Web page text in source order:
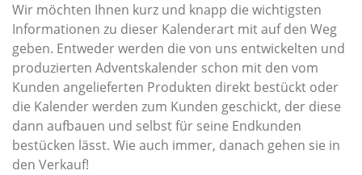
Wir möchten Ihnen kurz und knapp die wichtigsten
Informationen zu dieser Kalenderart mit auf den Weg
geben. Entweder werden die von uns entwickelten und
produzierten Adventskalender schon mit den vom
Kunden angelieferten Produkten direkt bestückt oder
die Kalender werden zum Kunden geschickt, der diese
dann aufbauen und selbst für seine Endkunden
bestücken lässt. Wie auch immer, danach gehen sie in
den Verkauf!